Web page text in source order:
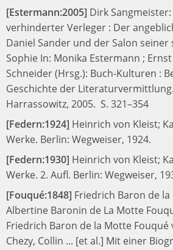
[Estermann:2005] Dirk Sangmeister:
verhinderter Verleger : Der
Daniel Sander und der Salon seiner
Sophie In: Monika Estermann ;
Schneider (Hrsg.): Buch-Kulturen :
Geschichte der Literaturvermittlung.
Harrassowitz, 2005. S. 321–354
[Federn:1924] Heinrich von Kleist;
Werke. Berlin: Wegweiser, 1924.
[Federn:1930] Heinrich von Kleist;
Werke. 2. Aufl. Berlin: Wegweiser,
[Fouqué:1848] Friedrich Baron de
Albertine Baronin de La Motte
Friedrich Baron de la Motte Fouqué
Chezy, Collin ... [et al.] Mit einer